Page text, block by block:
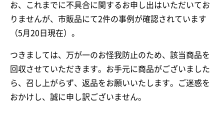
お、これまでに不具合に関するお申し出はいただいてお
りませんが、市販品にて2件の事例が確認されています
（5月20日現在）。
つきましては、万が一のお怪我防止のため、該当商品を
回収させていただきます。お手元に商品がございました
ら、召し上がらず、返品をお願いいたします。ご迷惑を
おかけし、誠に申し訳ございません。